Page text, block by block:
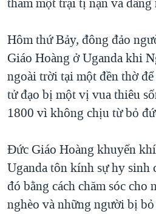
Hôm thứ Bảy, đông đảo
Giáo Hoàng ở Uganda khi
ngoài trời tại một đền thờ
tử đạo bị một vị vua thiêu
1800 vì không chịu từ bỏ
Đức Giáo Hoàng khuyến
Uganda tôn kính sự hy sinh
đó bằng cách chăm sóc
nghèo và những người bị